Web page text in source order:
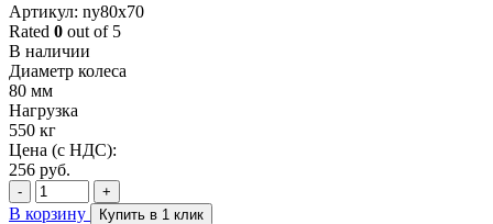
Артикул: ny80x70
Rated 0 out of 5
В наличии
Диаметр колеса
80 мм
Нагрузка
550 кг
Цена (с НДС):
256 руб.
- +
В корзину Купить в 1 клик